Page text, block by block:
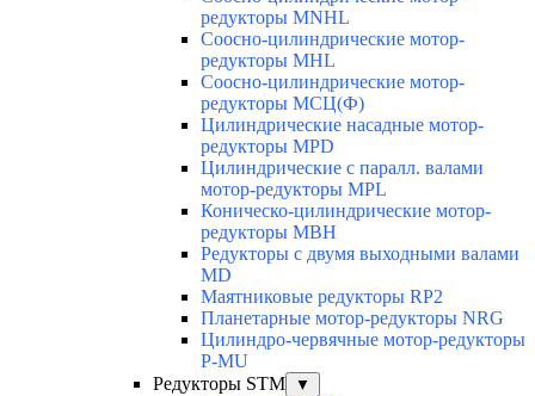
редукторы MNHL
Соосно-цилиндрические мотор-
редукторы MHL
Соосно-цилиндрические мотор-
редукторы МСЦ(Ф)
Цилиндрические насадные мотор-
редукторы MPD
Цилиндрические с паралл. валами
мотор-редукторы MPL
Коническо-цилиндрические мотор-
редукторы MBH
Редукторы с двумя выходными валами
MD
Маятниковые редукторы RP2
Планетарные мотор-редукторы NRG
Цилиндро-червячные мотор-редукторы
P-MU
Редукторы STM
▼